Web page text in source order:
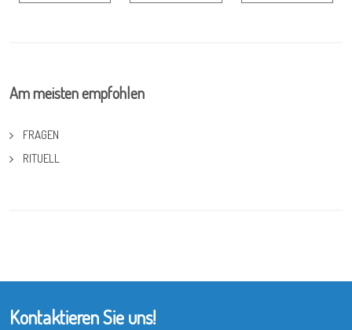
Am meisten empfohlen
FRAGEN
RITUELL
Kontaktieren Sie uns!